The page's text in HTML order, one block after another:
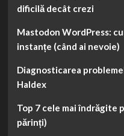
dificilă decât crezi
Mastodon WordPress:
instanțe (când ai nevoie)
Diagnosticarea
Haldex
Top 7 cele mai îndrăgite
părinți)